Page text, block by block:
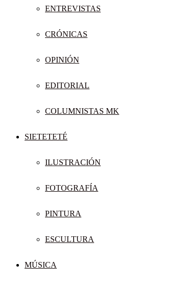
ENTREVISTAS
CRÓNICAS
OPINIÓN
EDITORIAL
COLUMNISTAS MK
SIETETETÉ
ILUSTRACIÓN
FOTOGRAFÍA
PINTURA
ESCULTURA
MÚSICA